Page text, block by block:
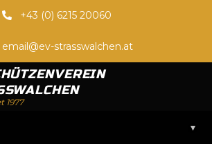
+43 (0) 6215 20060
email@ev-strasswalchen.at
1977
▾